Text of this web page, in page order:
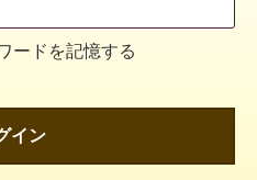
ードを記憶する
イン